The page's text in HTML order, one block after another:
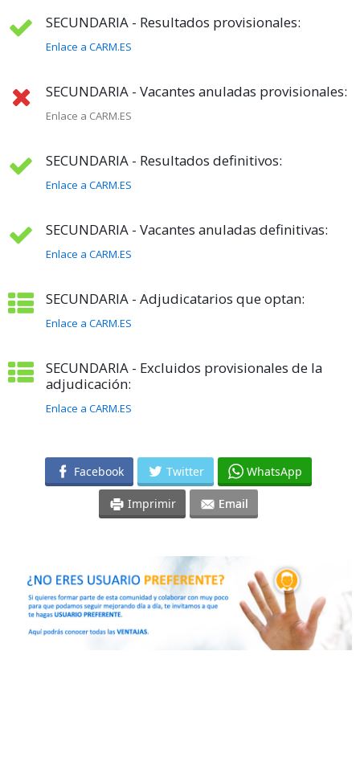
SECUNDARIA - Resultados provisionales:
Enlace a CARM.ES
SECUNDARIA - Vacantes anuladas provisionales:
Enlace a CARM.ES
SECUNDARIA - Resultados definitivos:
Enlace a CARM.ES
SECUNDARIA - Vacantes anuladas definitivas:
Enlace a CARM.ES
SECUNDARIA - Adjudicatarios que optan:
Enlace a CARM.ES
SECUNDARIA - Excluidos provisionales de la
adjudicación:
Enlace a CARM.ES
Facebook Twitter WhatsApp
Imprimir Email